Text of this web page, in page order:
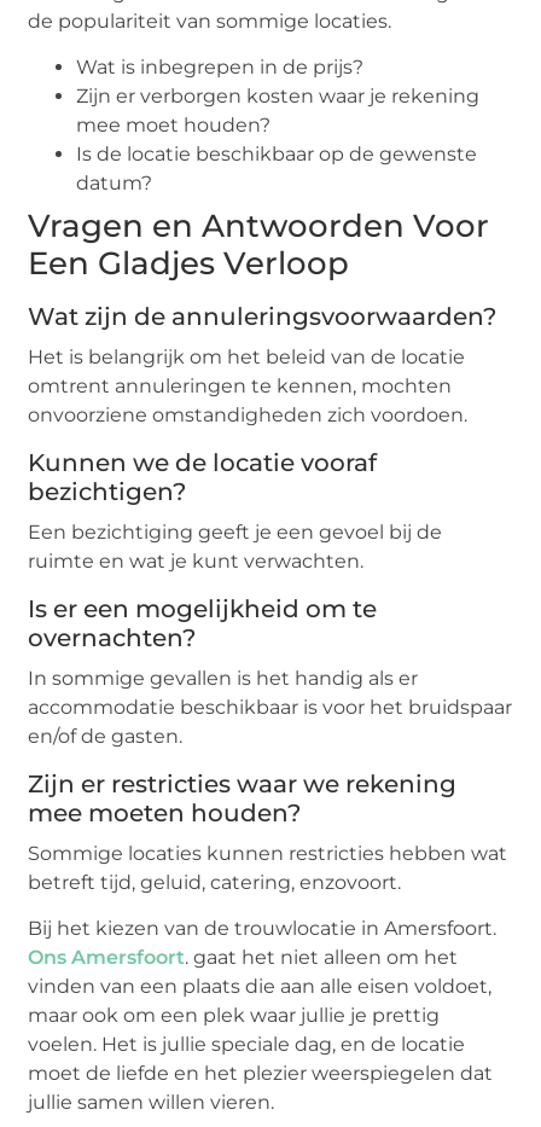
de populariteit van sommige locaties.
Wat is inbegrepen in de prijs?
Zijn er verborgen kosten waar je rekening
mee moet houden?
Is de locatie beschikbaar op de gewenste
datum?
Vragen en Antwoorden Voor
Een Gladjes Verloop
Wat zijn de annuleringsvoorwaarden?
Het is belangrijk om het beleid van de locatie
omtrent annuleringen te kennen, mochten
onvoorziene omstandigheden zich voordoen.
Kunnen we de locatie vooraf
bezichtigen?
Een bezichtiging geeft je een gevoel bij de
ruimte en wat je kunt verwachten.
Is er een mogelijkheid om te
overnachten?
In sommige gevallen is het handig als er
accommodatie beschikbaar is voor het bruidspaar
en/of de gasten.
Zijn er restricties waar we rekening
mee moeten houden?
Sommige locaties kunnen restricties hebben wat
betreft tijd, geluid, catering, enzovoort.
Bij het kiezen van de trouwlocatie in Amersfoort.
Ons Amersfoort. gaat het niet alleen om het
vinden van een plaats die aan alle eisen voldoet,
maar ook om een plek waar jullie je prettig
voelen. Het is jullie speciale dag, en de locatie
moet de liefde en het plezier weerspiegelen dat
jullie samen willen vieren.